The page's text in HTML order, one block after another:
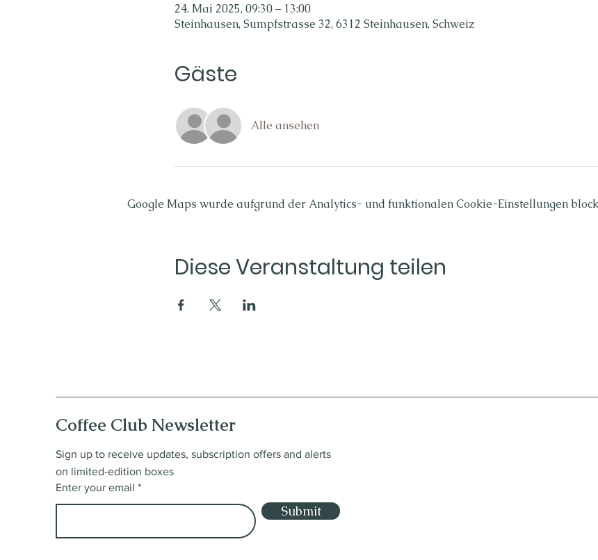
24. Mai 2025, 09:30 – 13:00
Steinhausen, Sumpfstrasse 32, 6312 Steinhausen, Schweiz
Gäste
Alle ansehen
Google Maps wurde aufgrund der Analytics- und funktionalen Cookie-Einstellungen
Diese Veranstaltung teilen
Coffee Club Newsletter
Sign up to receive updates, subscription offers and alerts
on limited-edition boxes
Enter your email
Submit